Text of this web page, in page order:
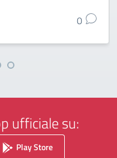
0
ufficiale su:
Play Store